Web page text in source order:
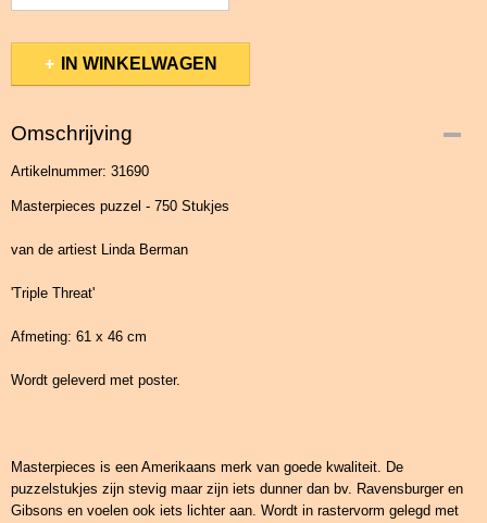
IN WINKELWAGEN
Omschrijving
Artikelnummer: 31690
Masterpieces puzzel - 750 Stukjes
van de artiest Linda Berman
'Triple Threat'
Afmeting: 61 x 46 cm
Wordt geleverd met poster.
Masterpieces is een Amerikaans merk van goede kwaliteit. De
puzzelstukjes zijn stevig maar zijn iets dunner dan bv. Ravensburger en
Gibsons en voelen ook iets lichter aan. Wordt in rastervorm gelegd met